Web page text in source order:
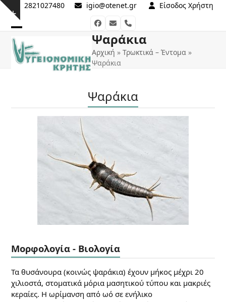
Skip
content
Show
notice
2821027480 igio@otenet.gr Είσοδος Χρήστη
Facebook
EmailPhone
Open
mobile
Close
mobile
Ψαράκια
Αρχική »Τρωκτικά – Έντομα »
Ψαράκια
Ψαράκια
Μορφολογία - Βιολογία
Τα θυσάνουρα (κοινώς ψαράκια) έχουν μήκος μέχρι 20
χιλιοστά, στοματικά μόρια μασητικού τύπου και μακριές
κεραίες. Η ωρίμανση από ωό σε ενήλικο